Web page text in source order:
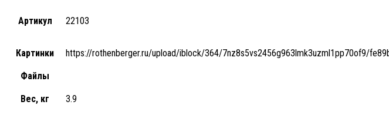
Артикул 22103
Картинки https://rothenberger.ru/upload/iblock/364/7nz8s5vs2456g963lmk3uzml1pp70of9/
Файлы
Вес, кг 3.9